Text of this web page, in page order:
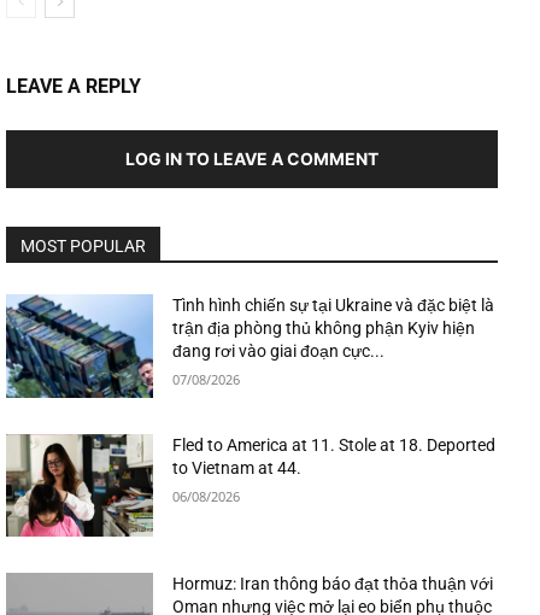
LEAVE A REPLY
LOG IN TO LEAVE A COMMENT
MOST POPULAR
Tình hình chiến sự tại Ukraine và đặc biệt là
trận địa phòng thủ không phận Kyiv hiện
đang rơi vào giai đoạn cực...
07/08/2026
Fled to America at 11. Stole at 18. Deported
to Vietnam at 44.
06/08/2026
Hormuz: Iran thông báo đạt thỏa thuận với
Oman nhưng việc mở lại eo biển phụ thuộc